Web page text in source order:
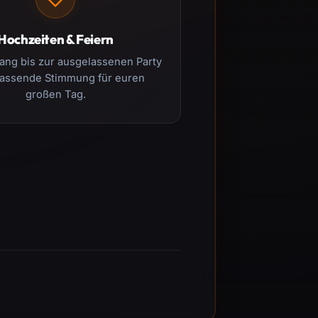
& Feiern
bis zur ausgelassenen Party
Stimmung für euren
großen Tag.